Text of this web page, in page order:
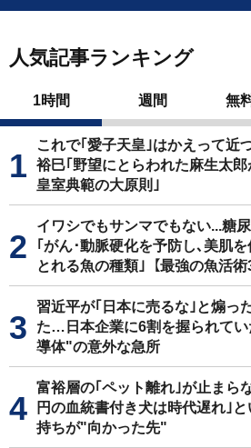
人気記事ランキング
1時間 週間 無
これで｢愛子天皇｣はかえって近
裕巳｢野望にとらわれた麻生太
皇室典範の大原則｣
イワシでもサンマでもない...糖
｢がん･動脈硬化を予防し､美肌
とれる魚の種類｣【最強の魚活術
習近平が｢日本に売るな｣と煽っ
た…日本企業に6割を握られて
導体"の意外な急所
富裕層の｢ペット離れ｣が止まら
円の血統書付き犬は時代遅れ｣
持ちが"向かった先"